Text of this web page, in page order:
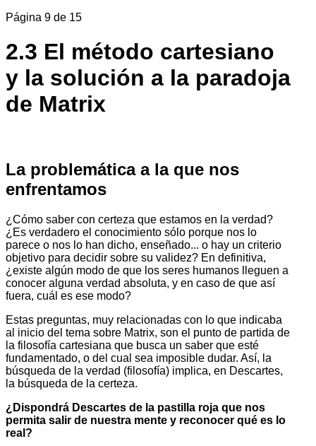
Página 9 de 15
2.3 El método cartesiano
y la solución a la paradoja
de Matrix
La problemática a la que nos
enfrentamos
¿Cómo saber con certeza que estamos en la verdad?
¿Es verdadero el conocimiento sólo porque nos lo
parece o nos lo han dicho, enseñado... o hay un criterio
objetivo para decidir sobre su validez? En definitiva,
¿existe algún modo de que los seres humanos lleguen a
conocer alguna verdad absoluta, y en caso de que así
fuera, cuál es ese modo?
Estas preguntas, muy relacionadas con lo que indicaba
al inicio del tema sobre Matrix, son el punto de partida de
la filosofía cartesiana que busca un saber que esté
fundamentado, o del cual sea imposible dudar. Así, la
búsqueda de la verdad (filosofía) implica, en Descartes,
la búsqueda de la certeza.
¿Dispondrá Descartes de la pastilla roja que nos
permita salir de nuestra mente y reconocer qué es lo
real?